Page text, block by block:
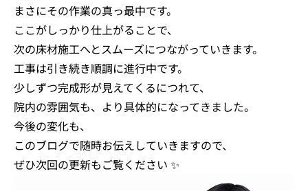
まさにその作業の真っ最中です。
ここがしっかり仕上がることで、
次の床材施工へとスムーズにつながっていきます。
工事は引き続き順調に進行中です。
少しずつ完成形が見えてくるにつれて、
院内の雰囲気も、より具体的になってきました。
今後の変化も、
このブログで随時お伝えしていきますので、
ぜひ次回の更新もご覧ください ✨